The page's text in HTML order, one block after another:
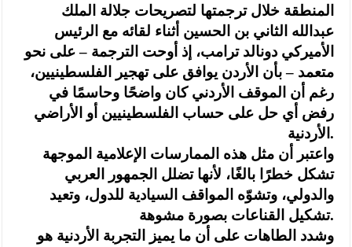
المنطقة خلال ترجمتها لتصريحات جلالة الملك
عبدالله الثاني بن الحسين أثناء لقائه مع الرئيس
الأميركي دونالد ترامب، إذ أوحت الترجمة – على نحو
متعمد – بأن الأردن يوافق على تهجير الفلسطينيين،
رغم أن الموقف الأردني كان واضحًا وحاسمًا في
رفض أي حل على حساب الفلسطينيين أو الأراضي
الأردنية.
واعتبر أن مثل هذه الممارسات الإعلامية الموجهة
تشكل خطرًا بالغًا، لأنها تضلل الجمهور العربي
والدولي، وتشوّه المواقف السيادية للدول، وتعيد
تشكيل القناعات بصورة مشوهة.
وشدد الطاهات على أن ما يميز التجربة الأردنية هو